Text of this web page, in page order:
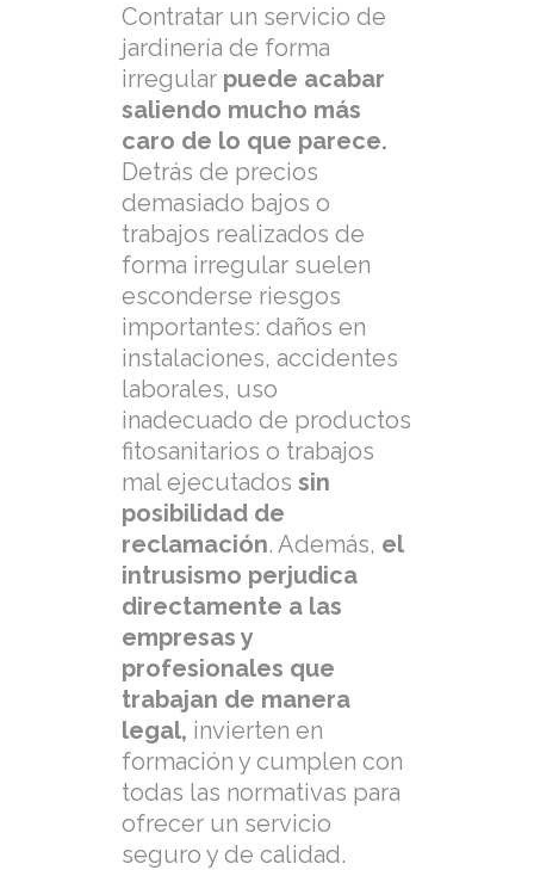
Contratar un servicio de
jardinería de forma
irregular puede acabar
saliendo mucho más
caro de lo que parece.
Detrás de precios
demasiado bajos o
trabajos realizados de
forma irregular suelen
esconderse riesgos
importantes: daños en
instalaciones, accidentes
laborales, uso
inadecuado de productos
fitosanitarios o trabajos
mal ejecutadossin
posibilidad de
reclamación. Además, el
intrusismo perjudica
directamente a las
empresas y
profesionales que
trabajan de manera
legal, invierten en
formación y cumplen con
todas las normativas para
ofrecer un servicio
seguro y de calidad.